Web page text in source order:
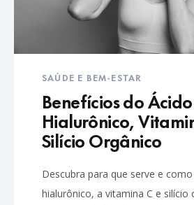
SAÚDE E BEM-ESTAR
Benefícios do Ácido
Hialurônico,
Silício Orgânico
Descubra para que serve e
hialurônico, a vitamina C e silício